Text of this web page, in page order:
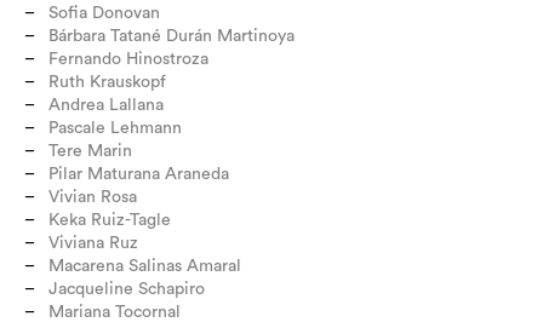
Sofia Donovan
Bárbara Tatané Durán Martinoya
Fernando Hinostroza
Ruth Krauskopf
Andrea Lallana
Pascale Lehmann
Tere Marin
Pilar Maturana Araneda
Vivian Rosa
Keka Ruiz-Tagle
Viviana Ruz
Macarena Salinas Amaral
Jacqueline Schapiro
Mariana Tocornal